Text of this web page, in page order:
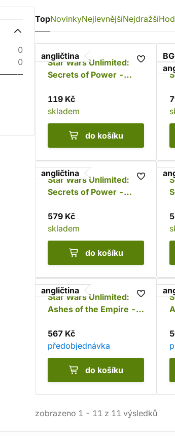
0
0
TopNovinkyNejlevnějšíNejdražší
angličtina
Star Wars Unlimited:
Secrets of Power -
119 Kč
skladem
do košíku
angličtina
Star Wars Unlimited:
Secrets of Power -
579 Kč
skladem
do košíku
angličtina
Star Wars Unlimited:
Ashes of the Empire -
567 Kč
předobjednávka
do košíku
zobrazeno 1 - 11 z 11 výsledků